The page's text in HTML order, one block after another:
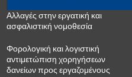
Αλλαγές στην εργατική και
ασφαλιστική νομοθεσία
Φορολογική και λογιστική
αντιμετώπιση χορηγήσεων
δανείων προς εργαζομένους